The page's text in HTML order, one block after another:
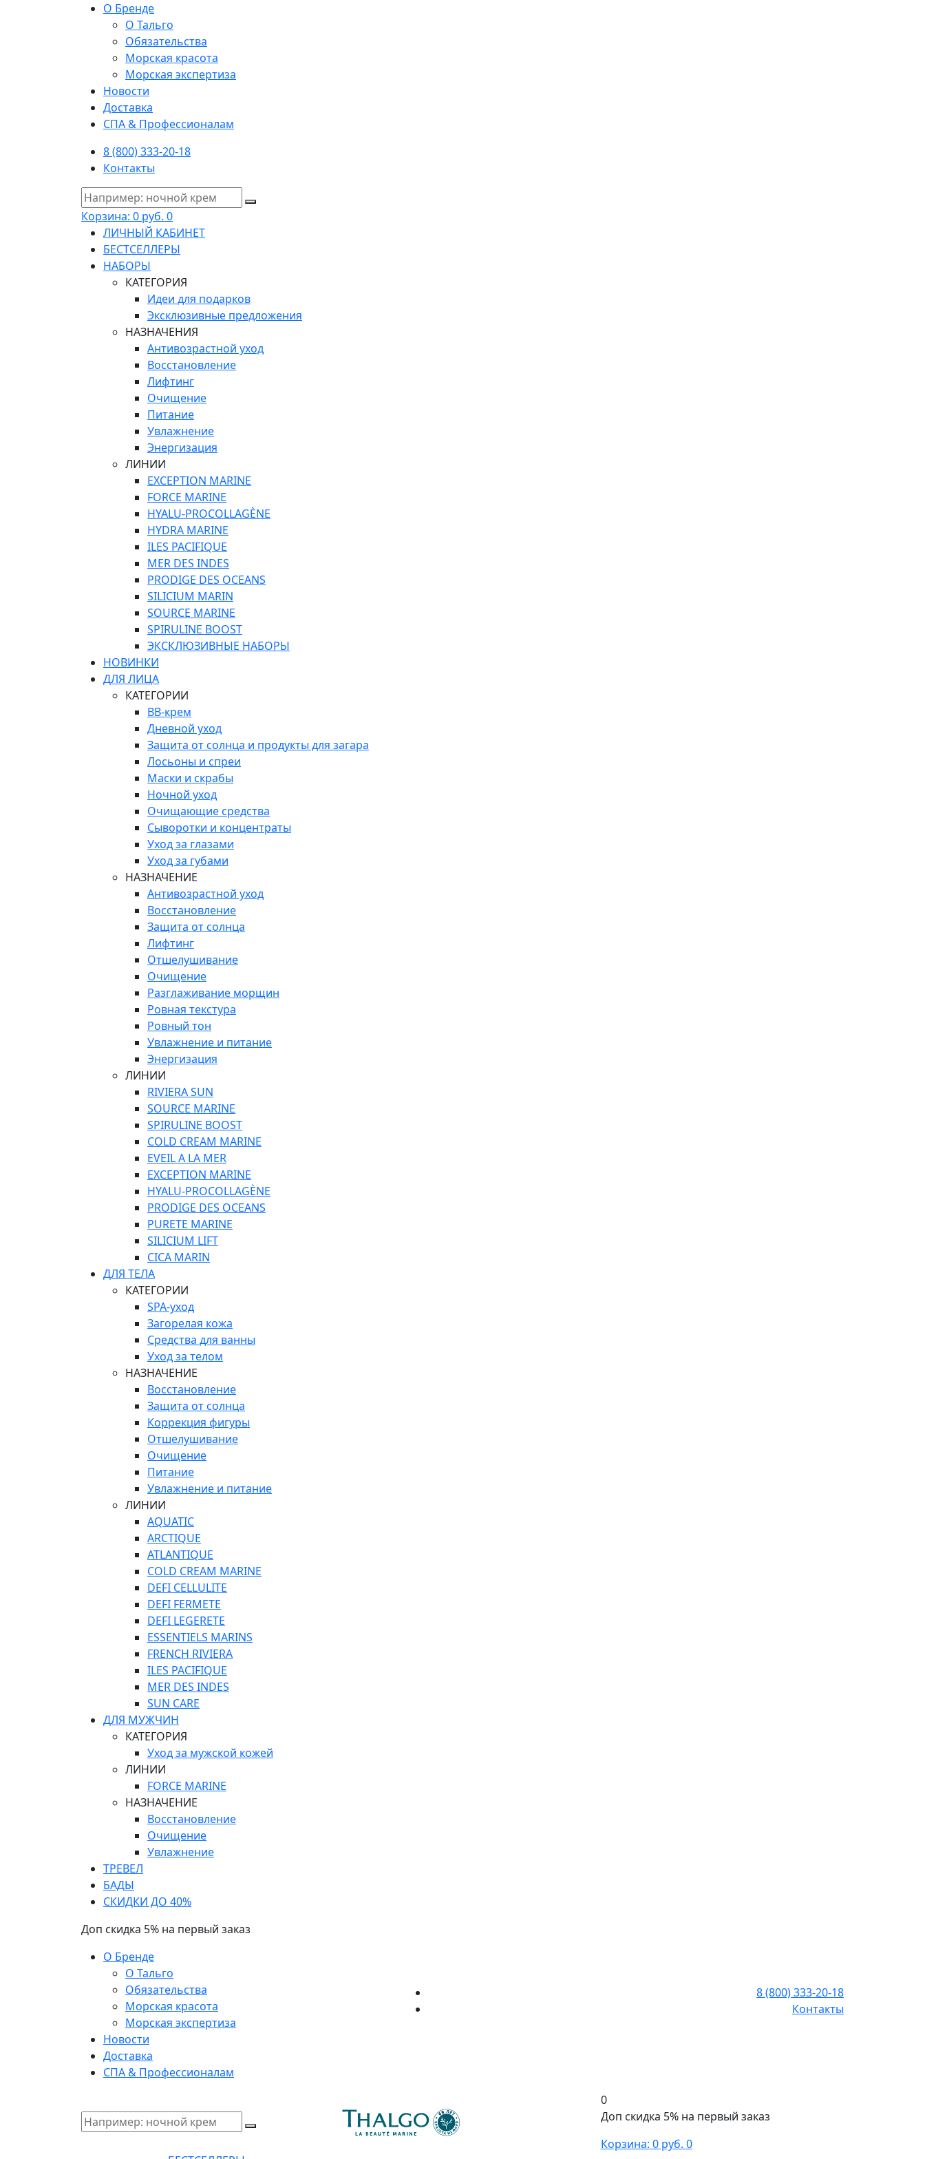
О Бренде
О Тальго
Обязательства
Морская красота
Морская экспертиза
Новости
Доставка
СПА & Профессионалам
8 (800) 333-20-18
Контакты
Корзина: 0 руб. 0
ЛИЧНЫЙ КАБИНЕТ
БЕСТСЕЛЛЕРЫ
НАБОРЫ
КАТЕГОРИЯ
Идеи для подарков
Эксклюзивные предложения
НАЗНАЧЕНИЯ
Антивозрастной уход
Восстановление
Лифтинг
Очищение
Питание
Увлажнение
Энергизация
ЛИНИИ
EXCEPTION MARINE
FORCE MARINE
HYALU-PROCOLLAGÈNE
HYDRA MARINE
ILES PACIFIQUE
MER DES INDES
PRODIGE DES OCEANS
SILICIUM MARIN
SOURCE MARINE
SPIRULINE BOOST
ЭКСКЛЮЗИВНЫЕ НАБОРЫ
НОВИНКИ
ДЛЯ ЛИЦА
КАТЕГОРИИ
ВВ-крем
Дневной уход
Защита от солнца и продукты для загара
Лосьоны и спреи
Маски и скрабы
Ночной уход
Очищающие средства
Сыворотки и концентраты
Уход за глазами
Уход за губами
НАЗНАЧЕНИЕ
Антивозрастной уход
Восстановление
Защита от солнца
Лифтинг
Отшелушивание
Очищение
Разглаживание морщин
Ровная текстура
Ровный тон
Увлажнение и питание
Энергизация
ЛИНИИ
RIVIERA SUN
SOURCE MARINE
SPIRULINE BOOST
COLD CREAM MARINE
EVEIL A LA MER
EXCEPTION MARINE
HYALU-PROCOLLAGÈNE
PRODIGE DES OCEANS
PURETE MARINE
SILICIUM LIFT
СICA MARIN
ДЛЯ ТЕЛА
КАТЕГОРИИ
SPA-уход
Загорелая кожа
Средства для ванны
Уход за телом
НАЗНАЧЕНИЕ
Восстановление
Защита от солнца
Коррекция фигуры
Отшелушивание
Очищение
Питание
Увлажнение и питание
ЛИНИИ
AQUATIC
ARCTIQUE
ATLANTIQUE
COLD CREAM MARINE
DEFI CELLULITE
DEFI FERMETE
DEFI LEGERETE
ESSENTIELS MARINS
FRENCH RIVIERA
ILES PACIFIQUE
MER DES INDES
SUN CARE
ДЛЯ МУЖЧИН
КАТЕГОРИЯ
Уход за мужской кожей
ЛИНИИ
FORCE MARINE
НАЗНАЧЕНИЕ
Восстановление
Очищение
Увлажнение
ТРЕВЕЛ
БАДЫ
СКИДКИ ДО 40%
Доп скидка 5% на первый заказ
О Бренде
О Тальго
Обязательства
Морская красота
Морская экспертиза
Новости
Доставка
СПА & Профессионалам
8 (800) 333-20-18
Контакты
0
Доп скидка 5% на первый заказ
Корзина: 0 руб. 0